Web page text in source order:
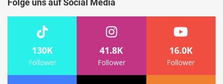
Folge uns auf Social Media
130K
Follower
41.8K
Follower
16.0K
Follower